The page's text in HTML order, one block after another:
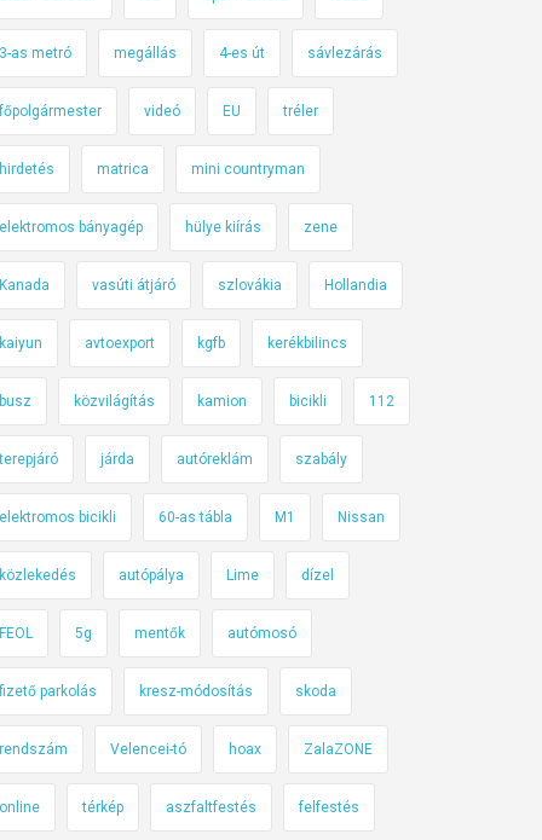
3-as metró megállás 4-es út sávlezárás
főpolgármester videó EU tréler
hirdetés matrica mini countryman
elektromos bányagép hülye kiírás zene
Kanada vasúti átjáró szlovákia Hollandia
kaiyun avtoexport kgfb kerékbilincs
busz közvilágítás kamion bicikli 112
terepjáró járda autóreklám szabály
elektromos bicikli 60-as tábla M1 Nissan
közlekedés autópálya Lime dízel
FEOL 5g mentők autómosó
fizető parkolás kresz-módosítás skoda
rendszám Velencei-tó hoax ZalaZONE
online térkép aszfaltfestés felfestés